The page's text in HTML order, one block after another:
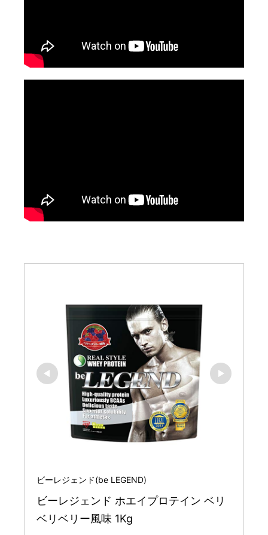
ビーレジェンド(be LEGEND)
ビーレジェンド ホエイプロテイン ベリ
ベリベリー風味 1Kg